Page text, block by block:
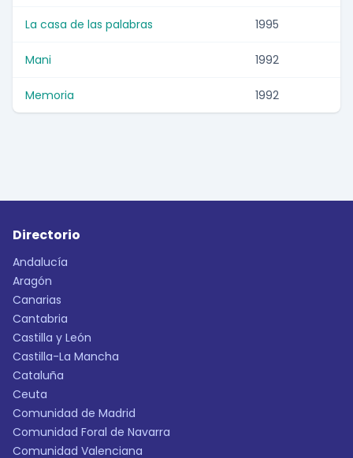
La casa de las palabras 1995
Mani 1992
Memoria 1992
Directorio
Andalucía
Aragón
Canarias
Cantabria
Castilla y León
Castilla-La Mancha
Cataluña
Ceuta
Comunidad de Madrid
Comunidad Foral de Navarra
Comunidad Valenciana